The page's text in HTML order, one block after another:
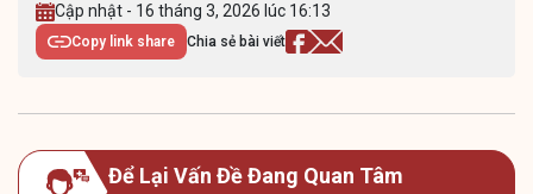
Cập nhật - 16 tháng 3, 2026 lúc 16:13
Copy link share Chia sẻ bài viết
Để Lại Vấn Đề Đang Quan Tâm